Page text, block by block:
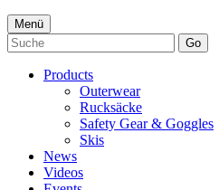
Menü
Go
Products
Outerwear
Rucksäcke
Safety Gear & Goggles
Skis
News
Videos